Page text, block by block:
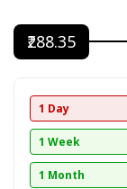
₹288.35
1 Day
1 Week
1 Month